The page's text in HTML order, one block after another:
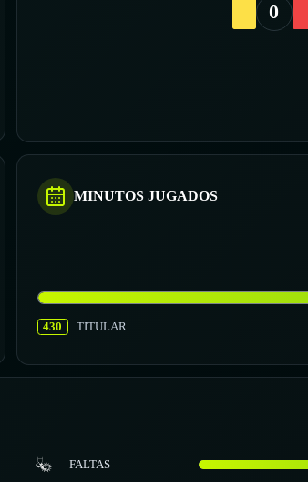
0
MINUTOS JUGADOS
430 TITULAR
FALTAS